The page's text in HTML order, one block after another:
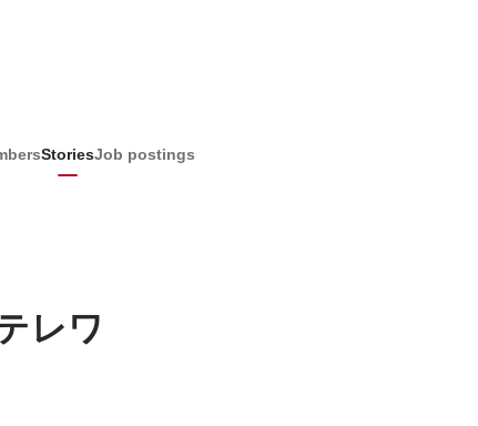
StoriesJob postings
レワ